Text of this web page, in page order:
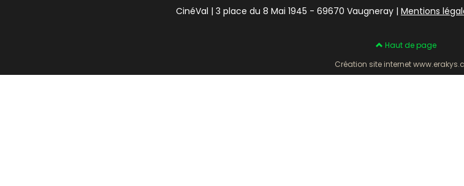
CinéVal | 3 place du 8 Mai 1945 - 69670 Vaugneray | Mentions
Haut de page
Création site internet